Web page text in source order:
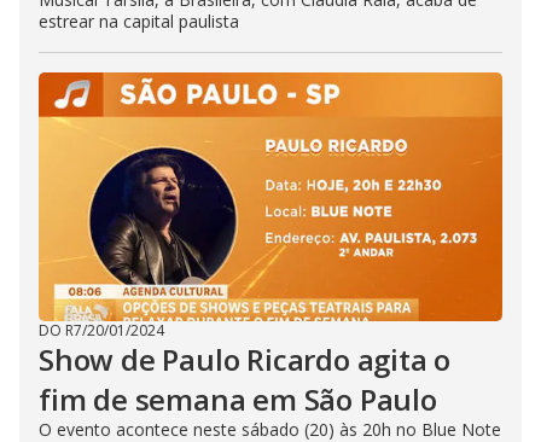
estrear na capital paulista
DO R7/20/01/2024
Show de Paulo Ricardo agita o
fim de semana em São Paulo
O evento acontece neste sábado (20) às 20h no Blue Note